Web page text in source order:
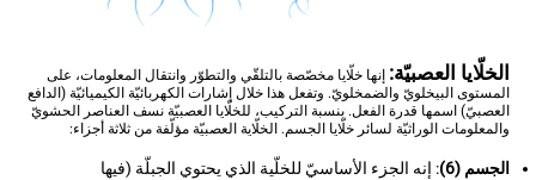
الخلّايا العصبيّة: إنها خلّايا مخصّصة بالتلقّي والتطوّر وانتقال المعلومات، على
المستوى البيخلويّ والضمخلويّ. وتفعل هذا خلال إشارات الكهربائيّة الكيميائيّة (الدافع
العصبيّ) اسمها قدرة الفعل. بنسبة التركيب، للخلّايا العصبيّة نسف العناصر الحشويّ
والمعلومات الوراثيّة لسائر خلّايا الجسم. الخلّاية العصبيّة مؤلّفة من ثلاثة أجزاء:
الجسم (6)
: إنه الجزء الأساسيّ للخلّية الذي يحتوي الجبلّة (فيها